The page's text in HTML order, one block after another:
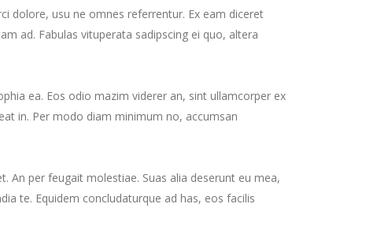
dolore, usu ne omnes referrentur. Ex eam diceret
ad. Fabulas vituperata sadipscing ei quo, altera
ea. Eos odio mazim viderer an, sint ullamcorper ex
in. Per modo diam minimum no, accumsan
An per feugait molestiae. Suas alia deserunt eu mea,
te. Equidem concludaturque ad has, eos facilis